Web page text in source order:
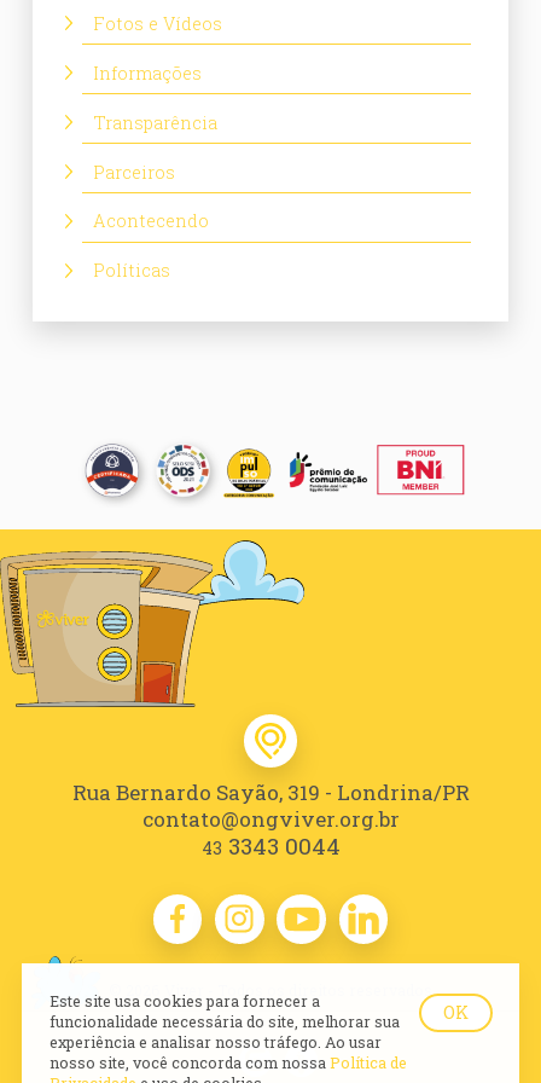
Fotos e Vídeos
Informações
Transparência
Parceiros
Acontecendo
Políticas
Rua Bernardo Sayão, 319 - Londrina/PR
contato@ongviver.org.br
43 3343 0044
Este site usa cookies para fornecer a
funcionalidade necessária do site, melhorar sua
experiência e analisar nosso tráfego. Ao usar
nosso site, você concorda com nossa Política de
OK